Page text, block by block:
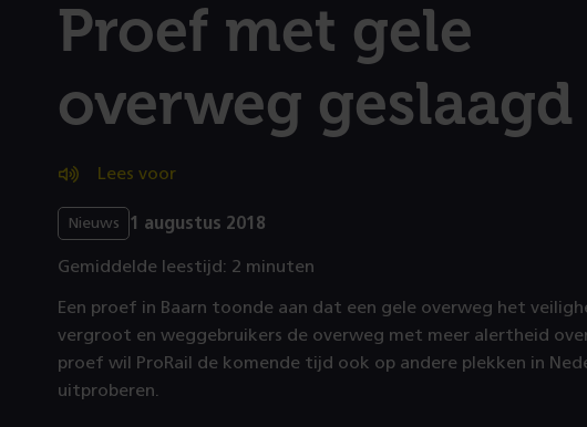
Proef met gele
overweg geslaagd
Lees voor
Nieuws 1 augustus 2018
Gemiddelde leestijd: 2 minuten
Een proef in Baarn toonde aan dat een gele overweg het
vergroot en weggebruikers de overweg met meer alertheid
proef wil ProRail de komende tijd ook op andere plekken in
uitproberen.